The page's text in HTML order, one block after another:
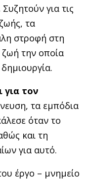
Συζητούν για τις
τα
στροφή στη
την οποία
τον
τα εμπόδια
όταν το
και τη
για αυτό.
έργο – μνημείο